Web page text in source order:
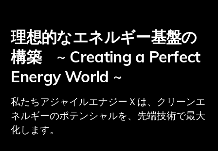
理想的なエネルギー基盤の
構築 ~ Creating a Perfect
Energy World ~
私たちアジャイルエナジーＸは、クリーンエ
ネルギーのポテンシャルを、先端技術で最大
化します。